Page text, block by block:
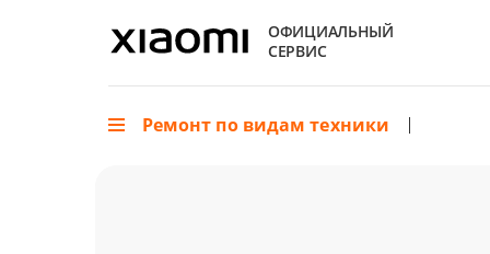
ОФИЦИАЛЬНЫЙ
СЕРВИС
Ремонт по видам техники